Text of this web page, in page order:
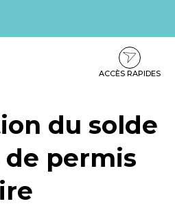
ACCÈS RAPIDES
du solde
permis